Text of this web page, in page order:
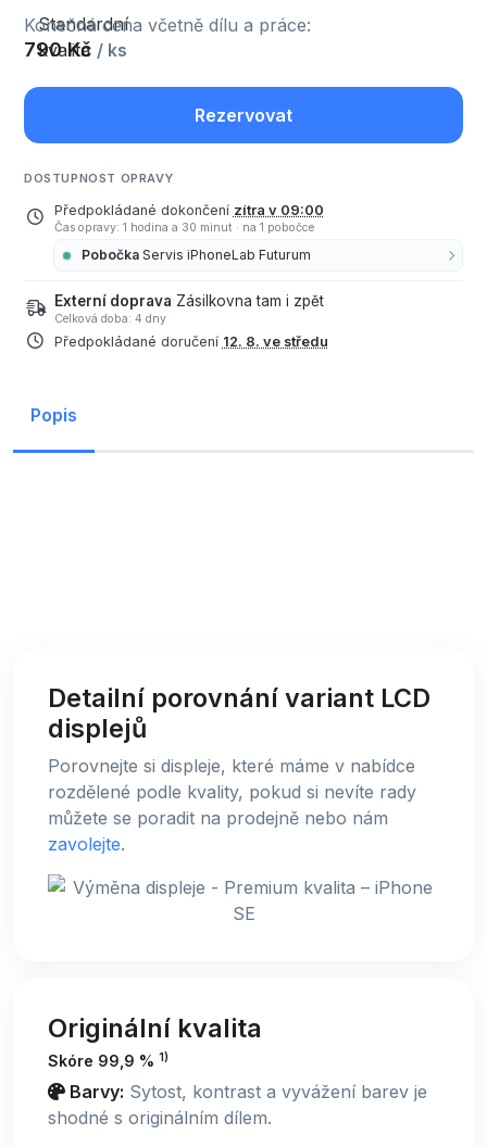
Konečná cena včetně dílu a práce:
790 Kč / ks
Rezervovat
DOSTUPNOST OPRAVY
Předpokládané dokončení zítra v 09:00
Čas opravy: 1 hodina a 30 minut · na 1 pobočce
Pobočka Servis iPhoneLab Futurum
Externí doprava Zásilkovna tam i zpět
Celková doba: 4 dny
Předpokládané doručení 12. 8. ve středu
Popis
Detailní porovnání variant LCD
displejů
Porovnejte si displeje, které máme v nabídce
rozdělené podle kvality, pokud si nevíte rady
můžete se poradit na prodejně nebo nám
zavolejte.
Originální kvalita
Skóre 99,9 % 1)
Barvy: Sytost, kontrast a vyvážení barev je
shodné s originálním dílem.